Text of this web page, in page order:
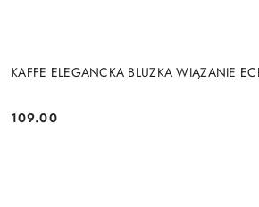
KAFFE ELEGANCKA BLUZKA WIĄZANIE
Cena:
109.00